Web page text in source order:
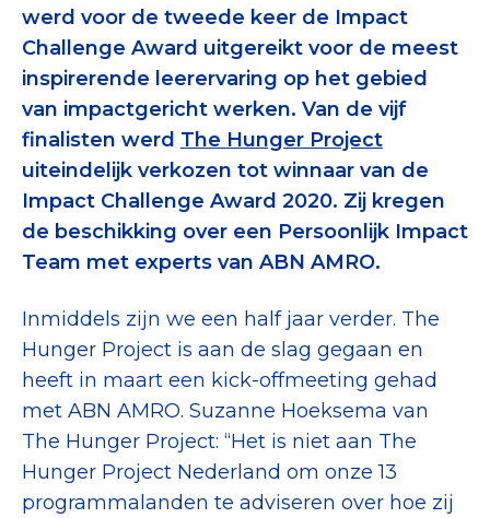
Betrouwbare data over goede doelen
CBF-publicaties
State of the Sector
Het Nederlandse Donateurspanel
Contact & Signalen
Check keurmerk goede doelen
Collecterooster/wervingrooster
werd voor de tweede keer de Impact
Challenge Award uitgereikt voor de meest
inspirerende leerervaring op het gebied
van impactgericht werken. Van de vijf
finalisten werd The Hunger Project
uiteindelijk verkozen tot winnaar van de
Impact Challenge Award 2020. Zij kregen
de beschikking over een Persoonlijk Impact
Team met experts van ABN AMRO.
Inmiddels zijn we een half jaar verder. The
Hunger Project is aan de slag gegaan en
heeft in maart een kick-offmeeting gehad
met ABN AMRO. Suzanne Hoeksema van
The Hunger Project: “Het is niet aan The
Hunger Project Nederland om onze 13
programmalanden te adviseren over hoe zij